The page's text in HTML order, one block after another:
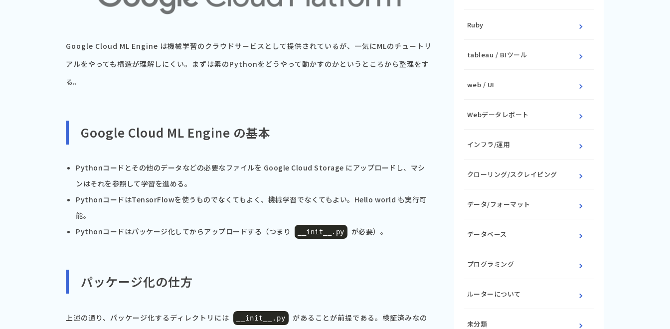
Google Cloud ML Engine は機械学習のクラウドサービスとして提供されているが、一気にMLのチュートリ
アルをやっても構造が理解しにくい。まずは素のPythonをどうやって動かすのかというところから整理をす
る。
Google Cloud ML Engine の基本
Pythonコードとその他のデータなどの必要なファイルを Google Cloud Storage にアップロードし、マシ
ンはそれを参照して学習を進める。
PythonコードはTensorFlowを使うものでなくてもよく、機械学習でなくてもよい。Hello world も実行可
能。
Pythonコードはパッケージ化してからアップロードする（つまり
__init__ . py が必要）。
パッケージ化の仕方
上述の通り、パッケージ化するディレクトリには __init__ . py
があることが前提である。検証済みなの
Ruby
tableau / BIツール
web / UI
Webデータレポート
インフラ/運用
クローリング/スクレイピング
データ/フォーマット
データベース
プログラミング
ルーターについて
未分類